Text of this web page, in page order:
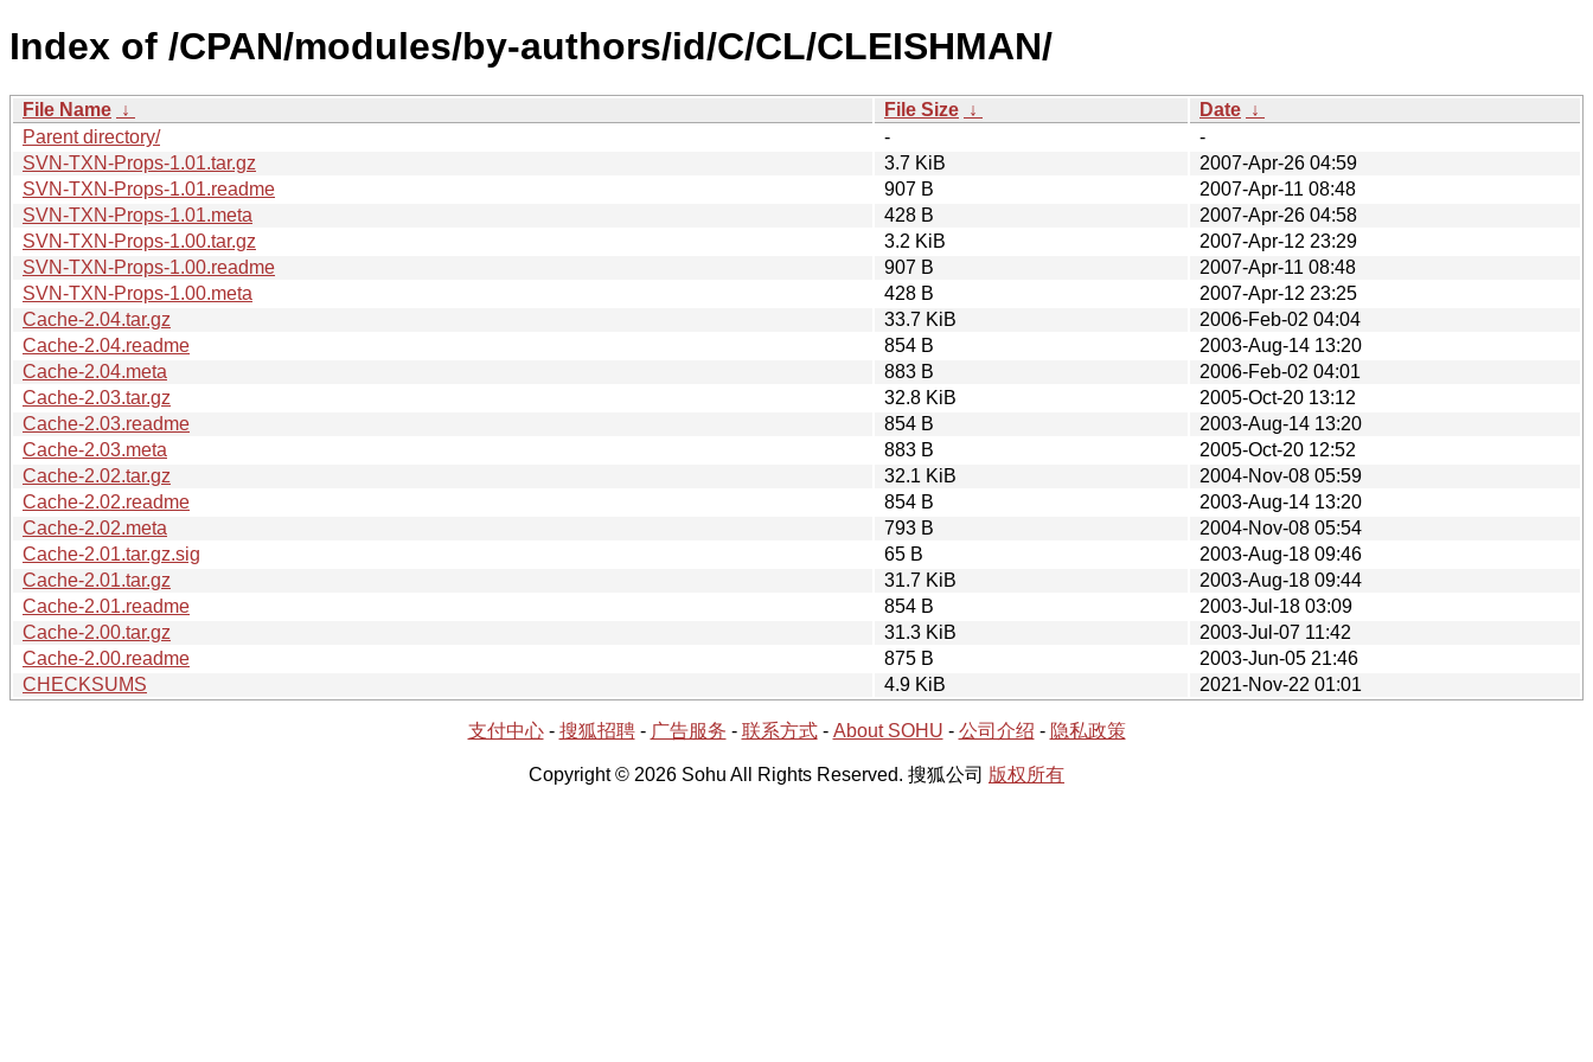
Index of /CPAN/modules/by-authors/id/C/CL/CLEISHMAN/
File Name ↓ File Size ↓ Date ↓
Parent directory/
-
-
SVN-TXN-Props-1.01.tar.gz
3.7 KiB
2007-Apr-26 04:59
SVN-TXN-Props-1.01.readme
907 B
2007-Apr-11 08:48
SVN-TXN-Props-1.01.meta
428 B
2007-Apr-26 04:58
SVN-TXN-Props-1.00.tar.gz
3.2 KiB
2007-Apr-12 23:29
SVN-TXN-Props-1.00.readme
907 B
2007-Apr-11 08:48
SVN-TXN-Props-1.00.meta
428 B
2007-Apr-12 23:25
Cache-2.04.tar.gz
33.7 KiB
2006-Feb-02 04:04
Cache-2.04.readme
854 B
2003-Aug-14 13:20
Cache-2.04.meta
883 B
2006-Feb-02 04:01
Cache-2.03.tar.gz
32.8 KiB
2005-Oct-20 13:12
Cache-2.03.readme
854 B
2003-Aug-14 13:20
Cache-2.03.meta
883 B
2005-Oct-20 12:52
Cache-2.02.tar.gz
32.1 KiB
2004-Nov-08 05:59
Cache-2.02.readme
854 B
2003-Aug-14 13:20
Cache-2.02.meta
793 B
2004-Nov-08 05:54
Cache-2.01.tar.gz.sig
65 B
2003-Aug-18 09:46
Cache-2.01.tar.gz
31.7 KiB
2003-Aug-18 09:44
Cache-2.01.readme
854 B
2003-Jul-18 03:09
Cache-2.00.tar.gz
31.3 KiB
2003-Jul-07 11:42
Cache-2.00.readme
875 B
2003-Jun-05 21:46
CHECKSUMS
4.9 KiB 2021-Nov-22 01:01
支付中心- 搜狐招聘- 广告服务 - 联系方式- About SOHU - 公司介绍 - 隐私政策
Copyright © 2026 Sohu All Rights Reserved. 搜狐公司 版权所有